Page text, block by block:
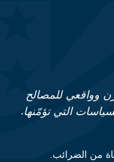
وواقعي للمصالح
التي تؤمّنها.